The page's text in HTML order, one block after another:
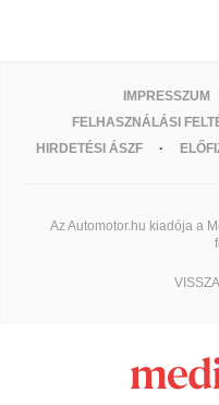
IMPRESSZUM
FELHASZNÁLÁSI
HIRDETÉSI ÁSZF
Az Automotor.hu kiadója a